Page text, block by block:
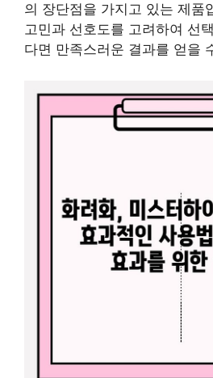
의 장단점을 가지고 있는 제품
고민과 선호도를 고려하여 선
다면 만족스러운 결과를 얻을